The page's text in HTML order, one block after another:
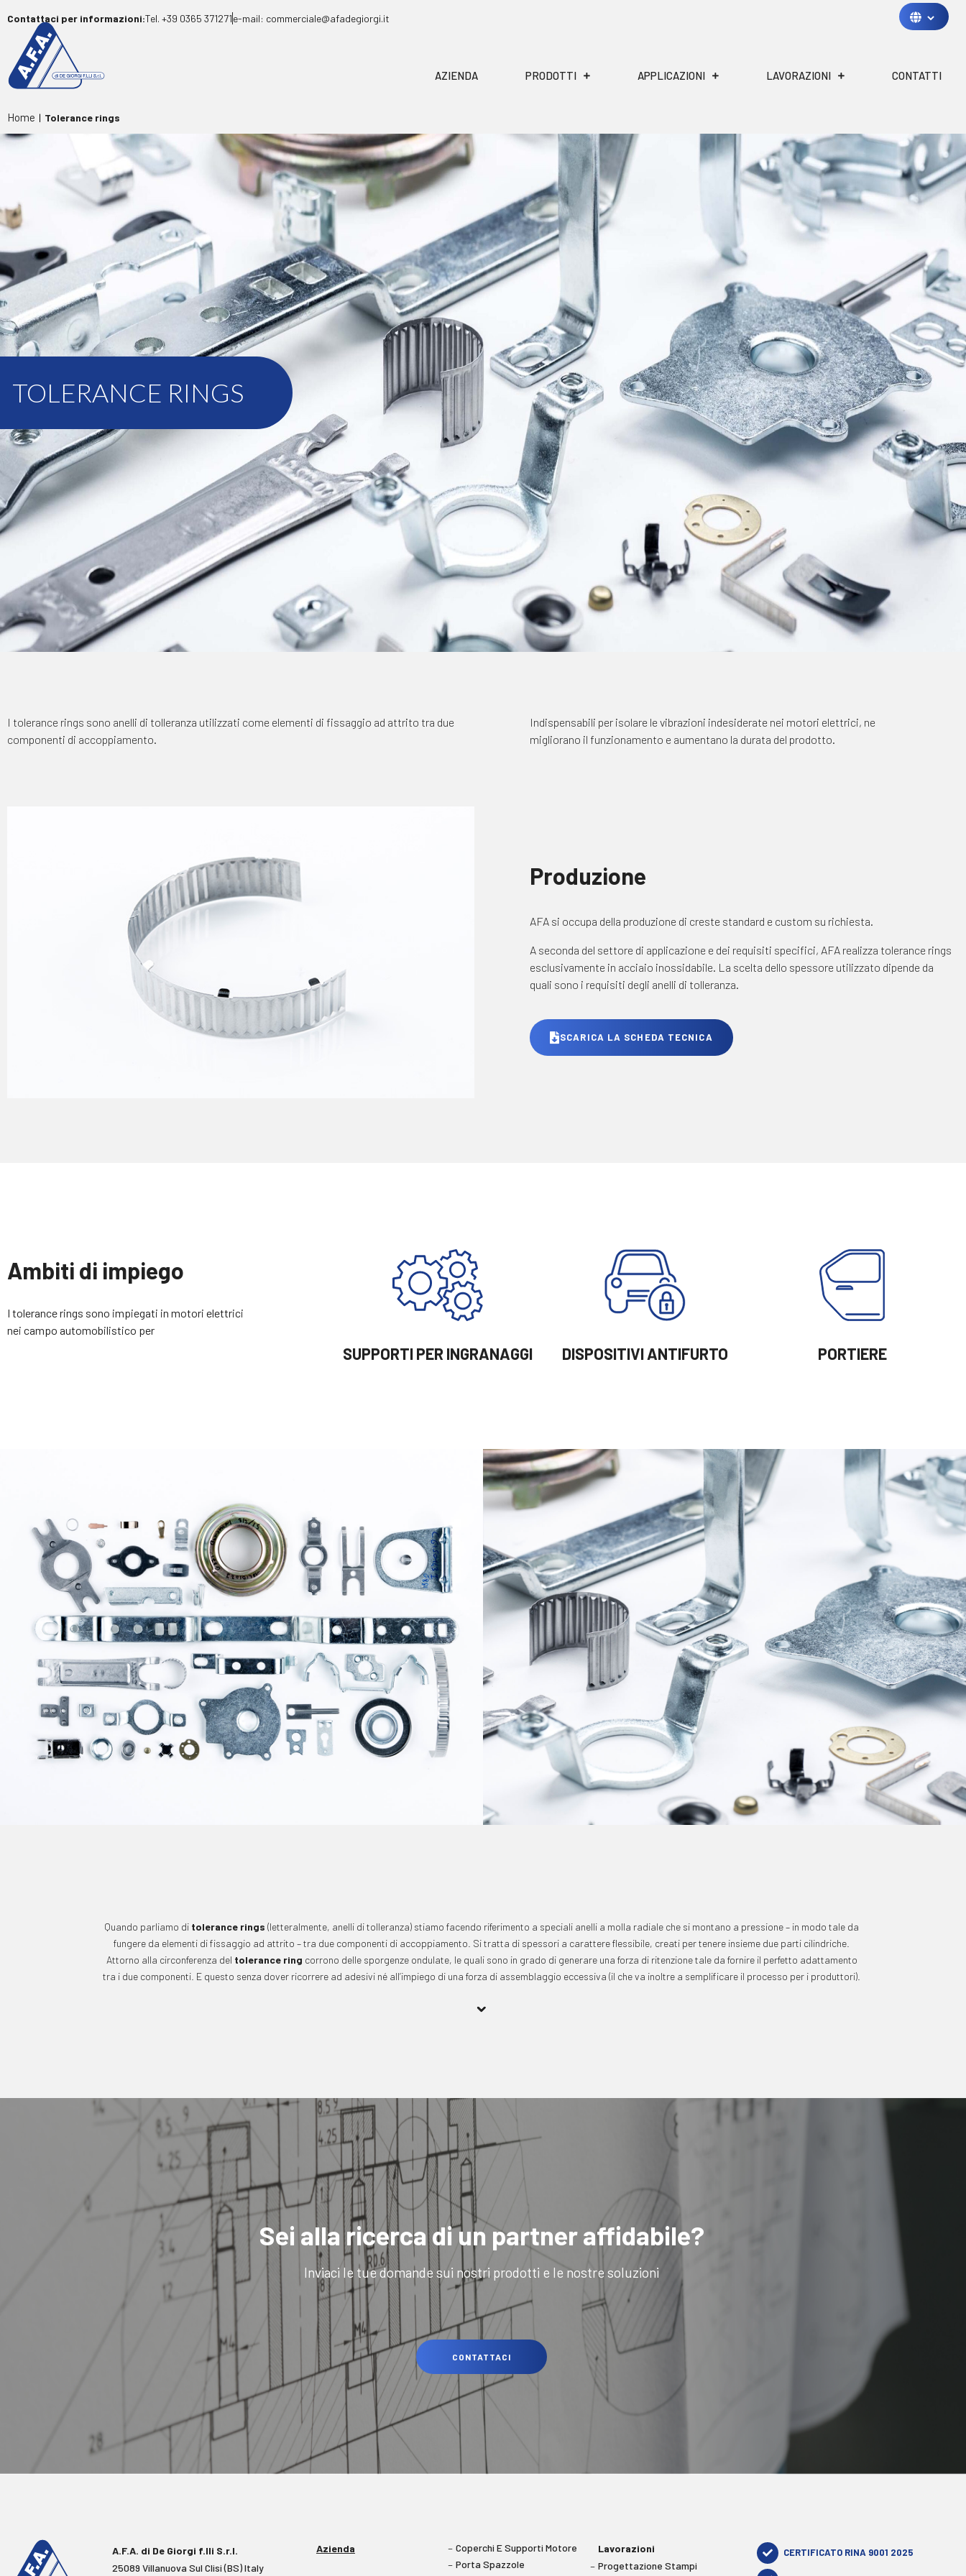
Contattaci per informazioni:Tel. +39 0365 371271e-mail: commerciale@afadegiorgi.it
AZIENDA PRODOTTI APPLICAZIONI LAVORAZIONI CONTATTI
Home | Tolerance rings
TOLERANCE RINGS
I tolerance rings sono anelli di tolleranza utilizzati come elementi di fissaggio ad attrito tra due
componenti di accoppiamento.
Indispensabili per isolare le vibrazioni indesiderate nei motori elettrici, ne
migliorano il funzionamento e aumentano la durata del prodotto.
Produzione
AFA si occupa della produzione di creste standard e custom su richiesta.
A seconda del settore di applicazione e dei requisiti specifici, AFA realizza tolerance rings
esclusivamente in acciaio inossidabile. La scelta dello spessore utilizzato dipende da
quali sono i requisiti degli anelli di tolleranza.
SCARICA LA SCHEDA TECNICA
Ambiti di impiego
I tolerance rings sono impiegati in motori elettrici
nei campo automobilistico per
SUPPORTI PER INGRANAGGI DISPOSITIVI ANTIFURTO PORTIERE
Quando parliamo di tolerance rings (letteralmente, anelli di tolleranza) stiamo facendo riferimento a speciali anelli a molla radiale che si montano a pressione – in modo tale da
fungere da elementi di fissaggio ad attrito – tra due componenti di accoppiamento. Si tratta di spessori a carattere flessibile, creati per tenere insieme due parti cilindriche.
Attorno alla circonferenza del tolerance ring corrono delle sporgenze ondulate, le quali sono in grado di generare una forza di ritenzione tale da fornire il perfetto adattamento
tra i due componenti. E questo senza dover ricorrere ad adesivi né all’impiego di una forza di assemblaggio eccessiva (il che va inoltre a semplificare il processo per i produttori).
Sei alla ricerca di un partner affidabile?
Inviaci le tue domande sui nostri prodotti e le nostre soluzioni
CONTATTACI
A.F.A. di De Giorgi f.lli S.r.l.
25089 Villanuova Sul Clisi (BS) Italy
Azienda
Coperchi E Supporti Motore
Porta Spazzole
Lavorazioni
Progettazione Stampi
CERTIFICATO RINA 9001 2025